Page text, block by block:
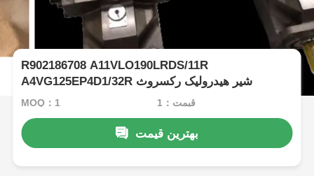
R902186708 A11VLO190LRDS/11R
A4VG125EP4D1/32R شیر هیدرولیک رکسروث
MOQ：1 قیمت：1
بهترین قیمت